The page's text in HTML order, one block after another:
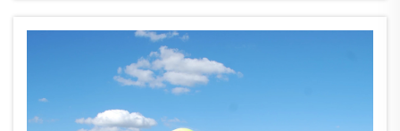
einen kleinen Beitrag zum Umweltschutz. Um...